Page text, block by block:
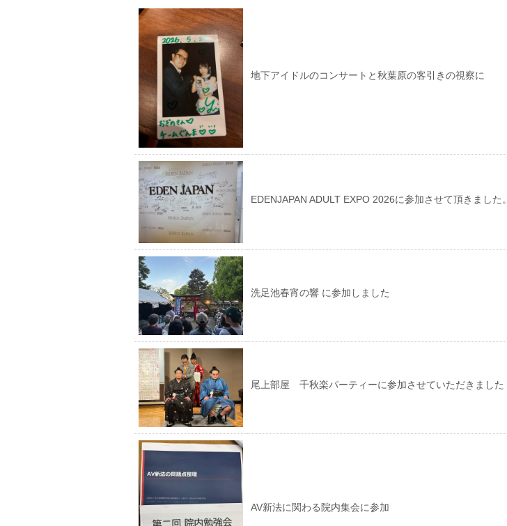
地下アイドルのコンサートと秋葉原の客引きの視察に
EDENJAPAN ADULT EXPO 2026に参加させて頂きました。
洗足池春宵の響 に参加しました
尾上部屋 千秋楽パーティーに参加させていただきました
AV新法に関わる院内集会に参加